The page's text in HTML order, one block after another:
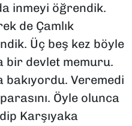
inmeyi öğrendik.
de Çamlık
Üç beş kez böyle
bir devlet memuru.
Veremedi
Öyle olunca
Karşıyaka